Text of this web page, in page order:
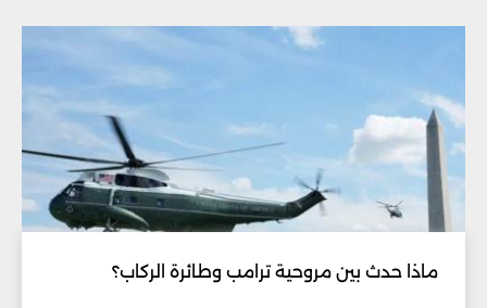
ماذا حدث بين مروحية ترامب وطائرة الركاب؟